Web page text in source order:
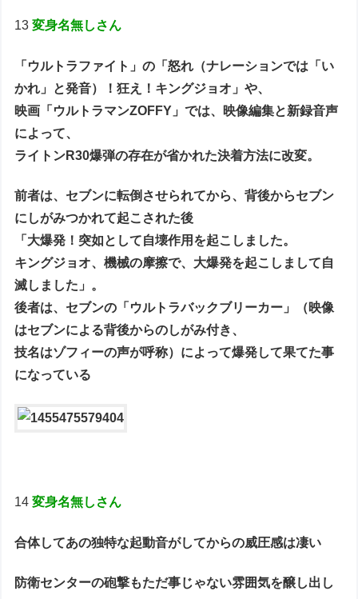
13 変身名無しさん
「ウルトラファイト」の「怒れ（ナレーションでは「い
かれ」と発音）！狂え！キングジョオ」や、
映画「ウルトラマンZOFFY」では、映像編集と新録音声
によって、
ライトンR30爆弾の存在が省かれた決着方法に改変。
前者は、セブンに転倒させられてから、背後からセブン
にしがみつかれて起こされた後
「大爆発！突如として自壊作用を起こしました。
キングジョオ、機械の摩擦で、大爆発を起こしまして自
滅しました」。
後者は、セブンの「ウルトラバックブリーカー」（映像
はセブンによる背後からのしがみ付き、
技名はゾフィーの声が呼称）によって爆発して果てた事
になっている
14 変身名無しさん
合体してあの独特な起動音がしてからの威圧感は凄い
防衛センターの砲撃もただ事じゃない雰囲気を醸し出し